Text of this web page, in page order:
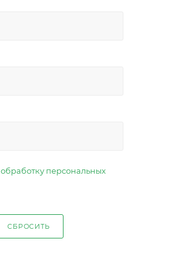
обработку персональных
СБРОСИТЬ